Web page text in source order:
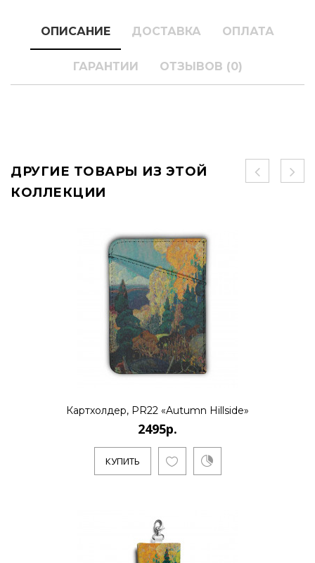
ОПИСАНИЕ ДОСТАВКА ОПЛАТА
ГАРАНТИИ ОТЗЫВОВ (0)
ДРУГИЕ ТОВАРЫ ИЗ ЭТОЙ
КОЛЛЕКЦИИ
Картхолдер, PR22 «Autumn Hillside»
2495р.
КУПИТЬ